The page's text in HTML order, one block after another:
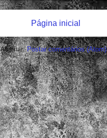
Página inicial
Assinar:Postar comentários (Atom)